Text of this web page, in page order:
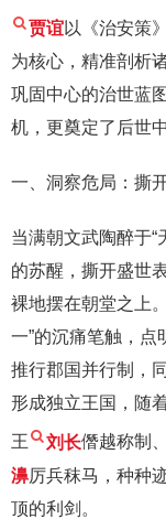
贾谊以《治安策
为核心，精准剖析
巩固中心的治世蓝
机，更奠定了后世
一、洞察危局：撕
当满朝文武陶醉于“
的苏醒，撕开盛世
裸地摆在朝堂之上
一”的沉痛笔触，
推行郡国并行制，
形成独立王国，随
王 刘长僭越称制
濞厉兵秣马，种种
顶的利剑。